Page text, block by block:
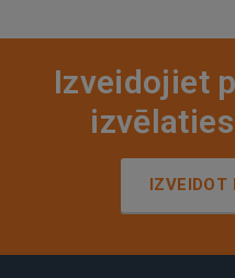
Izveidojiet